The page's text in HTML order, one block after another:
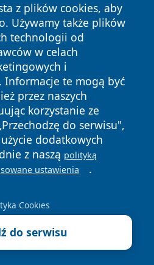
z plików cookies, aby
Używamy także plików
technologii od
w celach
i
Informacje te mogą być
przez naszych
korzystanie ze
do serwisu",
dodatkowych
z naszą polityką
ustawienia .
Cookies
do serwisu
Wszystkie prawa
Polityka
Cookies